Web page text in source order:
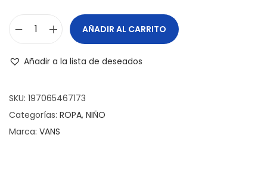
AÑADIR AL CARRITO
Añadir a la lista de deseados
SKU: 197065467173
Categorías: ROPA, NIÑO
Marca: VANS